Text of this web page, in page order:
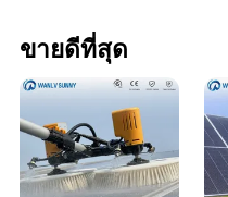
การติดตามแนวโน้มอุตสาห
เทคโนโลยีเป็นสิ่งสำคัญ เ
ฟังก์ชันการทำงาน คุณลัก
ต้องการจากหุ่นยนต์เชื่อมเ
แข่งขันและประสิทธิภาพ
ขายดีที่สุด